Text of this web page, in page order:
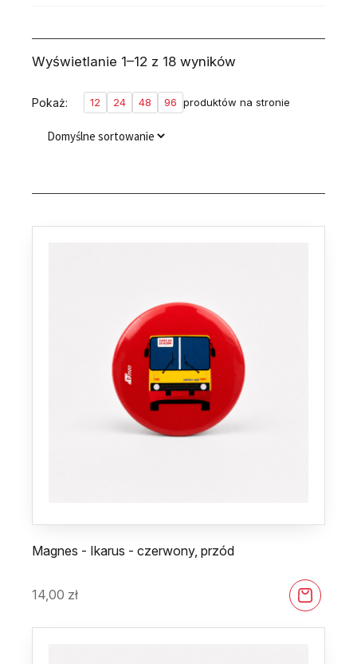
Wyświetlanie 1–12 z 18 wyników
Pokaż: 12 24 48 96 produktów na stronie
Magnes - Ikarus - czerwony, przód
14,00 zł